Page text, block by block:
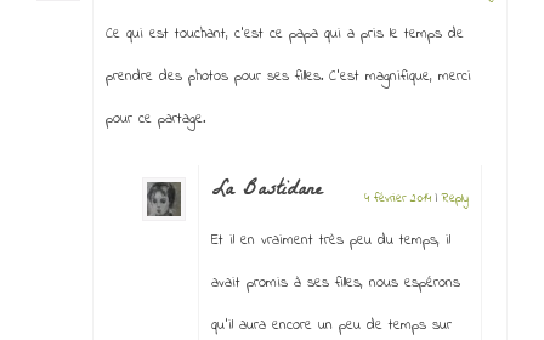
Ce qui est touchant, c’est ce papa qui a pris le temps de
prendre des photos pour ses filles. C’est magnifique, merci
pour ce partage.
La Bastidane 4 février 2014 |Reply
Et il en vraiment très peu du temps, il
avait promis à ses filles, nous espérons
qu’il aura encore un peu de temps sur